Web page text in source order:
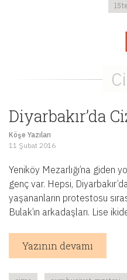
Diyarbakır’da
Köşe Yazıları
11 Şubat 2016
Yeniköy Mezarlığı’na giden
genç var. Hepsi,
yaşananların protestosu
Bulak’ın arkadaşları. Lise
Yazının devamı